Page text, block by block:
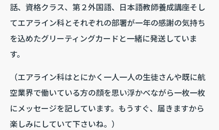
話、資格クラス、第２外国語、日本語教師養成講座そし
てエアライン科とそれぞれの部署が一年の感謝の気持ち
を込めたグリーティングカードと一緒に発送していま
す。
（エアライン科はとにかく一人一人の生徒さんや既に航
空業界で働いている方の顔を思い浮かべながら一枚一枚
にメッセージを記しています。もうすぐ、届きますから
楽しみにしていて下さいね。）